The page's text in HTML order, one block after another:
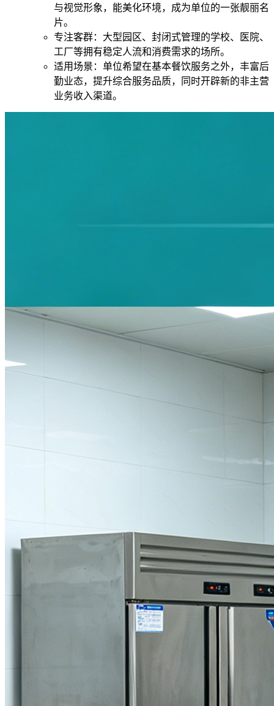
与视觉形象，能美化环境，成为单位的一张靓丽名
片。
专注客群：大型园区、封闭式管理的学校、医院、
工厂等拥有稳定人流和消费需求的场所。
适用场景：单位希望在基本餐饮服务之外，丰富后
勤业态，提升综合服务品质，同时开辟新的非主营
业务收入渠道。